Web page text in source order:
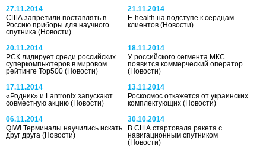
27.11.2014
США запретили поставлять в
Россию приборы для научного
спутника (Новости)
21.11.2014
E-health на подступе к сердцам
клиентов(Новости)
20.11.2014
РСК лидирует среди российских
суперкомпьютеров в мировом
рейтинге Top500 (Новости)
18.11.2014
У российского сегмента МКС
появится коммерческий оператор
(Новости)
17.11.2014
«Родник» и Lantronix запускают
совместную акцию (Новости)
13.11.2014
Роскосмос откажется от украинских
комплектующих(Новости)
06.11.2014
QIWI Терминалы научились искать
друг друга (Новости)
30.10.2014
В США стартовала ракета с
навигационным спутником
(Новости)